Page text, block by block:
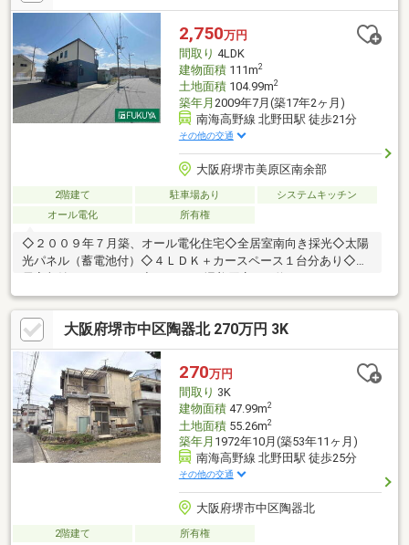
壁補修・ハウスクリーニングハウスフリーダムは【東証スタンダ
ード上場企業】です。不動産購入や住宅ローンについては、ハウ
スフリーダムにお任せ下さい。（ご来店の際は、店舗前に大型駐
車場を完備しております！）
2,750万円
間取り 4LDK
建物面積111m2
土地面積104.99m2
築年月 2009年7月(築17年2ヶ月)
南海高野線 北野田駅 徒歩21分
その他の交通
大阪府堺市美原区南余部
2階建て 駐車場あり
システムキッチン
オール電化
所有権
◇２００９年７月築、オール電化住宅◇全居室南向き採光◇太陽
光パネル（蓄電池付）◇４ＬＤＫ＋カースペース１台分あり◇全
居室収納スペースあり◇サンディ 堺美原店まで約２８０ｍ・コノ
ミヤ 美原店まで約３５０ｍとお買物に便利です◇日野病院まで約
２５０ｍと万が一の時も安心です
大阪府堺市中区陶器北 270万円 3K
270万円
間取り 3K
建物面積47.99m2
土地面積55.26m2
築年月 1972年10月(築53年11ヶ月)
南海高野線 北野田駅 徒歩25分
その他の交通
大阪府堺市中区陶器北
2階建て 所有権